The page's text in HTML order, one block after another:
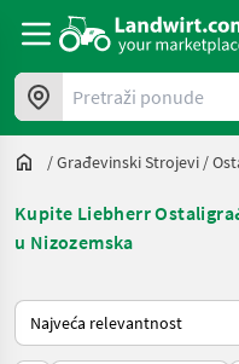
Pretraži ponude
/Građevinski Strojevi /
Kupite Liebherr
u Nizozemska
Tako se sortira na